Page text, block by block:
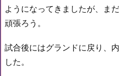
ようになってきましたが、ま
頑張ろう。
試合後にはグランドに戻り、
した。